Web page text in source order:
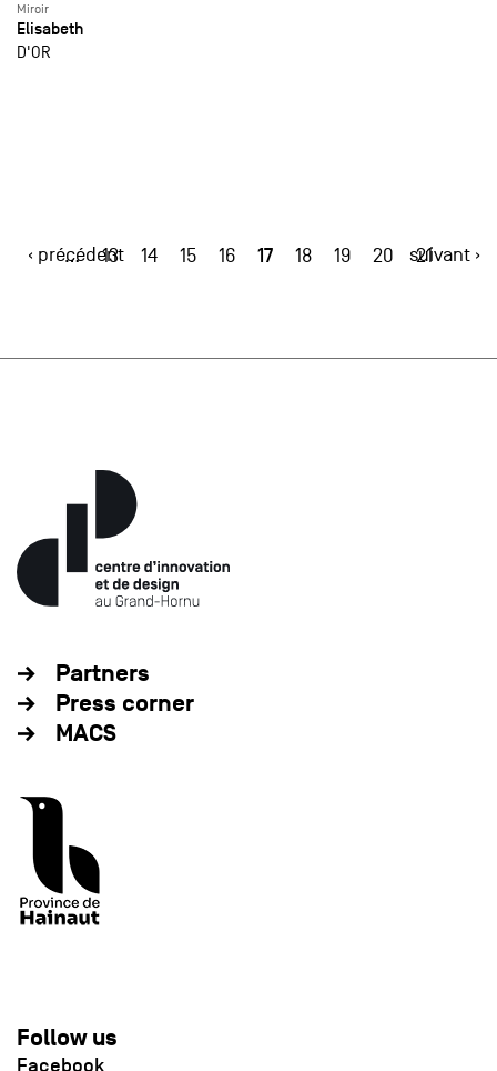
Miroir
Elisabeth
D'OR
‹ précédent
… 13 14 15 16 17 18 19 20 21
suivant ›
Partners
Press corner
MACS
Follow us
Facebook